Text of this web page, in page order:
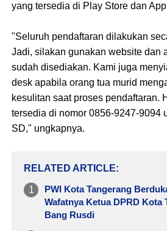
yang tersedia di Play Store dan
"Seluruh pendaftaran dilakukan
Jadi, silakan gunakan website dan
sudah disediakan. Kami juga
desk apabila orang tua murid
kesulitan saat proses pendaftaran.
tersedia di nomor 0856-9247-9094
SD," ungkapnya.
RELATED ARTICLE
PWI Kota Tangerang
Wafatnya Ketua DPRD Kota
Bang Rusdi